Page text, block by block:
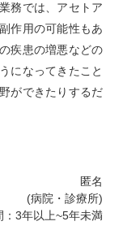
務では、アセトア
作用の可能性もあ
疾患の増悪などの
になってきたこと
ができたりするだ
匿名
(病院・診療所)
：3年以上~5年未満